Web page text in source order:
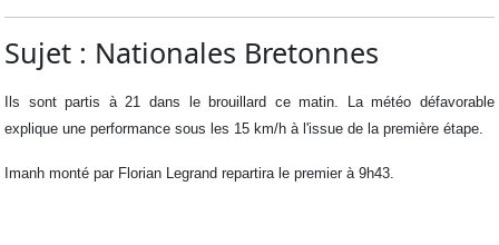
Sujet : Nationales Bretonnes
Ils sont partis à 21 dans le brouillard ce matin. La météo défavorable
explique une performance sous les 15 km/h à l'issue de la première étape.
Imanh monté par Florian Legrand repartira le premier à 9h43.